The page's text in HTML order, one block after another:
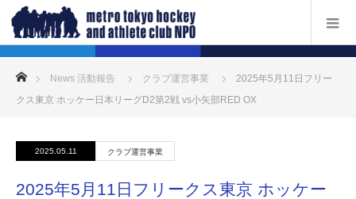
ホーム
News 活動報告 クラブ運営事業
2025年5月11日フリー
クス東京 ホッケー日本リーグD2第2戦 vs小矢部RED OX
2025.05.11 クラブ運営事業
2025年5月11日フリークス東京 ホッケー